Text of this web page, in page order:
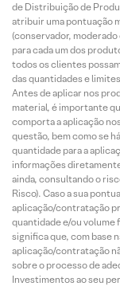
de Distribuição de
atribuir uma pontuação
(conservador,
para cada um dos
todos os clientes
das quantidades e
Antes de aplicar nos
material, é importante
comporta a aplicação
questão, bem como se
quantidade para a
informações
ainda, consultando o
Risco). Caso a sua
aplicação/contratação
quantidade e/ou volume
significa que, com base
aplicação/contratação
sobre o processo de
Investimentos ao seu